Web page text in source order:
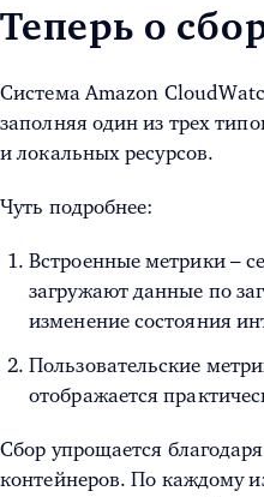
Теперь о
Система Amazon
заполняя один из трех
и локальных ресурсов.
Чуть подробнее:
Встроенные метрики –
загружают данные по
изменение состояния
Пользовательские
отображается
Сбор упрощается
контейнеров. По каждому